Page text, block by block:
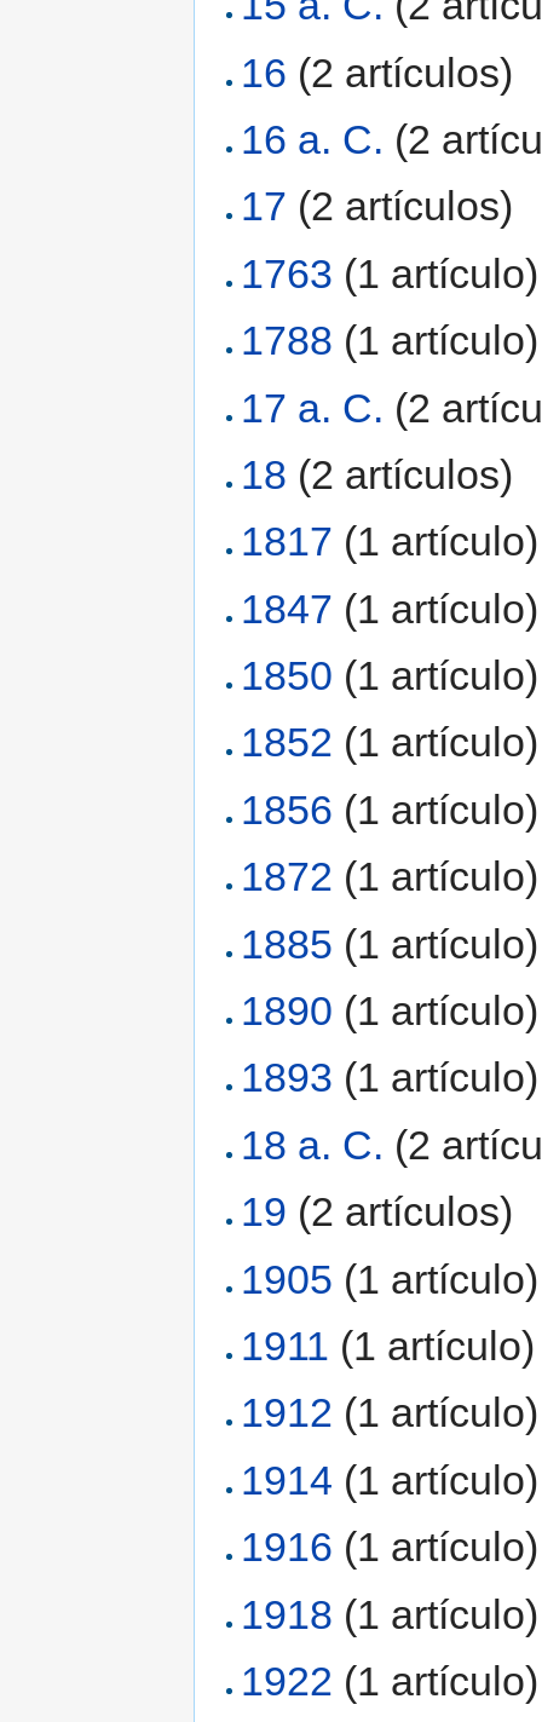
16 ‏‎ (2 artículos)
16 a. C. (2
17 ‏‎ (2 artículos)
1763 ‏‎ (1 artículo)
1788 ‏‎ (1 artículo)
17 a. C. (2
18 ‏‎ (2 artículos)
1817 ‏‎ (1 artículo)
1847 ‏‎ (1 artículo)
1850 ‏‎ (1 artículo)
1852 ‏‎ (1 artículo)
1856 ‏‎ (1 artículo)
1872 ‏‎ (1 artículo)
1885 ‏‎ (1 artículo)
1890 ‏‎ (1 artículo)
1893 ‏‎ (1 artículo)
18 a. C. (2
19 ‏‎ (2 artículos)
1905 ‏‎ (1 artículo)
1911 ‏‎ (1 artículo)
1912 ‏‎ (1 artículo)
1914 ‏‎ (1 artículo)
1916 ‏‎ (1 artículo)
1918 ‏‎ (1 artículo)
1922 ‏‎ (1 artículo)